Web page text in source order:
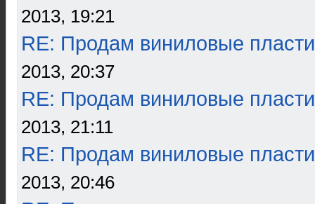
2013, 19:21
RE: Продам виниловые
2013, 20:37
RE: Продам виниловые
2013, 21:11
RE: Продам виниловые
2013, 20:46